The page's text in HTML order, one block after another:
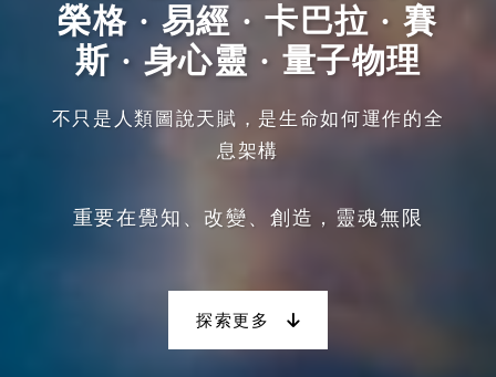
榮格 · 易經 · 卡巴拉 · 賽
斯 · 身心靈 · 量子物理
不只是人類圖說天賦，是生命如何運作的全
息架構
重要在覺知、改變、創造，靈魂無限
探索更多